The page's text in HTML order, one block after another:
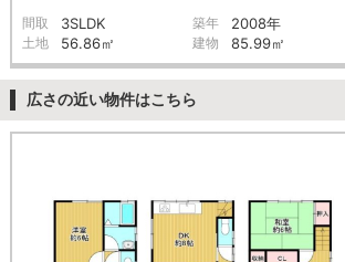
間取 3SLDK 築年 2008年
土地 56.86㎡ 建物 85.99㎡
広さの近い物件はこちら